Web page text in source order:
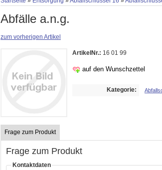
Abfälle a.n.g.
zum vorherigen Artikel
ArtikelNr.: 16 01 99
auf den Wunschzettel
Kategorie:
Frage zum Produkt
Frage zum Produkt
Kontaktdaten